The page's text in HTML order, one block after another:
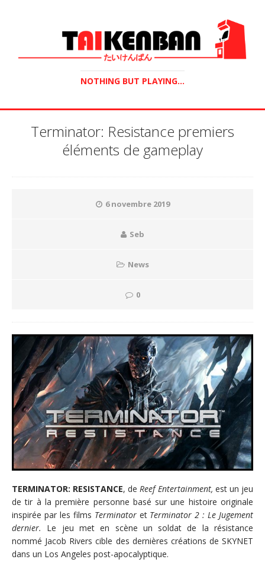
NOTHING BUT PLAYING...
Terminator: Resistance premiers
éléments de gameplay
6 novembre 2019
Seb
News
0
TERMINATOR: RESISTANCE, de Reef Entertainment, est un jeu
de tir à la première personne basé sur une histoire originale
inspirée par les films Terminatoret Terminator 2 : Le Jugement
dernier. Le jeu met en scène un soldat de la résistance
nommé Jacob Rivers cible des dernières créations de SKYNET
dans un Los Angeles post-apocalyptique.